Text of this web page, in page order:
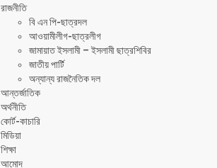
রাজনীতি
বি এন পি-ছাত্রদল
আওয়ামীলীগ-ছাত্রলীগ
জামায়াত ইসলামী – ইসলামী ছাত্রশিবির
জাতীয় পার্টি
অন্যান্য রাজনৈতিক দল
আন্তর্জাতিক
অর্থনীতি
কোর্ট-কাচারি
মিডিয়া
শিক্ষা
আমোদ